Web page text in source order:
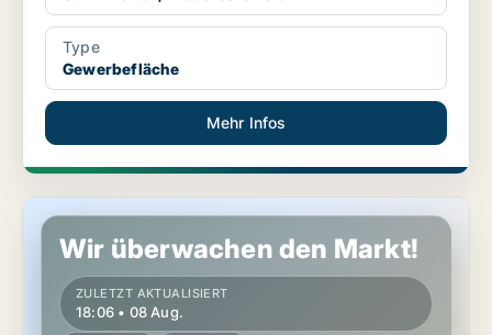
Type
Gewerbefläche
Mehr Infos
Gewerbeimmobilien in Perchtoldsdorf, Niederösterreich
Wir überwachen den Markt!
ZULETZT AKTUALISIERT
18:06 • 08 Aug.